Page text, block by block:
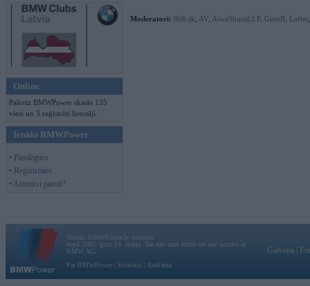
Online
Pašreiz BMWPower skatās 135
viesi un 3 reģistrēti lietotāji.
Ienākt BMWPower
• Pieslēgties
• Reģistrēties
• Aizmirsi paroli?
Moderatori: 968-jk AV AiwaShuraLLP, GirtzB Lafter
Vortāls BMWPower.lv darbojas
kopš 2002. gada 14. maija. Tas nav auto klubs un nav saistīts ar
BMW AG.
Par BMWPower
Kontakti Reklāma
Galvena